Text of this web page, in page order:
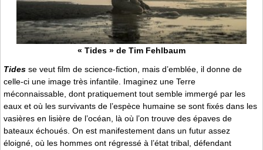
« Tides » de Tim Fehlbaum
Tides se veut film de science-fiction, mais d’emblée, il donne de
celle-ci une image très infantile. Imaginez une Terre
méconnaissable, dont pratiquement tout semble immergé par les
eaux et où les survivants de l’espèce humaine se sont fixés dans les
vasières en lisière de l’océan, là où l’on trouve des épaves de
bateaux échoués. On est manifestement dans un futur assez
éloigné, où les hommes ont régressé à l’état tribal, défendant